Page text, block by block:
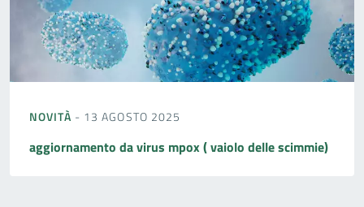
NOVITÀ - 13 AGOSTO 2025
aggiornamento da virus mpox ( vaiolo delle scimmie)